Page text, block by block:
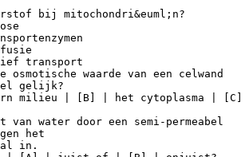
bij mitochondri&euml;n?
transport
osmotische waarde van een celwand
gelijk?
milieu | [B] | het cytoplasma | [C]
water door een semi-permeabel
het
in.